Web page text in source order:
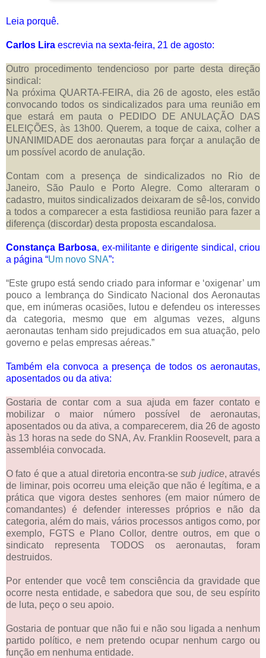
Leia porquê.
Carlos Lira escrevia na sexta-feira, 21 de agosto:
Outro procedimento tendencioso por parte desta direção
sindical:
Na próxima QUARTA-FEIRA, dia 26 de agosto, eles estão
convocando todos os sindicalizados para uma reunião em
que estará em pauta o PEDIDO DE ANULAÇÃO DAS
ELEIÇÕES, às 13h00. Querem, a toque de caixa, colher a
UNANIMIDADE dos aeronautas para forçar a anulação de
um possível acordo de anulação.
Contam com a presença de sindicalizados no Rio de
Janeiro, São Paulo e Porto Alegre. Como alteraram o
cadastro, muitos sindicalizados deixaram de sê-los, convido
a todos a comparecer a esta fastidiosa reunião para fazer a
diferença (discordar) desta proposta escandalosa.
Constança Barbosa, ex-militante e dirigente sindical, criou
a página “Um novo SNA”:
“Este grupo está sendo criado para informar e ‘oxigenar’ um
pouco a lembrança do Sindicato Nacional dos Aeronautas
que, em inúmeras ocasiões, lutou e defendeu os interesses
da categoria, mesmo que em algumas vezes, alguns
aeronautas tenham sido prejudicados em sua atuação, pelo
governo e pelas empresas aéreas.”
Também ela convoca a presença de todos os aeronautas,
aposentados ou da ativa:
Gostaria de contar com a sua ajuda em fazer contato e
mobilizar o maior número possível de aeronautas,
aposentados ou da ativa, a comparecerem, dia 26 de agosto
às 13 horas na sede do SNA, Av. Franklin Roosevelt, para a
assembléia convocada.
O fato é que a atual diretoria encontra-sesub judice, através
de liminar, pois ocorreu uma eleição que não é legítima, e a
prática que vigora destes senhores (em maior número de
comandantes) é defender interesses próprios e não da
categoria, além do mais, vários processos antigos como, por
exemplo, FGTS e Plano Collor, dentre outros, em que o
sindicato representa TODOS os aeronautas, foram
destruidos.
Por entender que você tem consciência da gravidade que
ocorre nesta entidade, e sabedora que sou, de seu espírito
de luta, peço o seu apoio.
Gostaria de pontuar que não fui e não sou ligada a nenhum
partido político, e nem pretendo ocupar nenhum cargo ou
função em nenhuma entidade.